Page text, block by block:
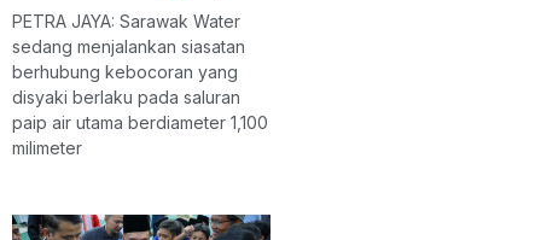
PETRA JAYA: Sarawak Water
sedang menjalankan siasatan
berhubung kebocoran yang
disyaki berlaku pada saluran
paip air utama berdiameter 1,100
milimeter